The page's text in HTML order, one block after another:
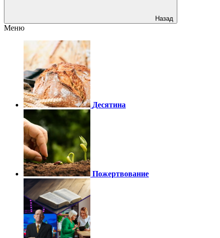
Назад
Меню
Десятина
Пожертвование